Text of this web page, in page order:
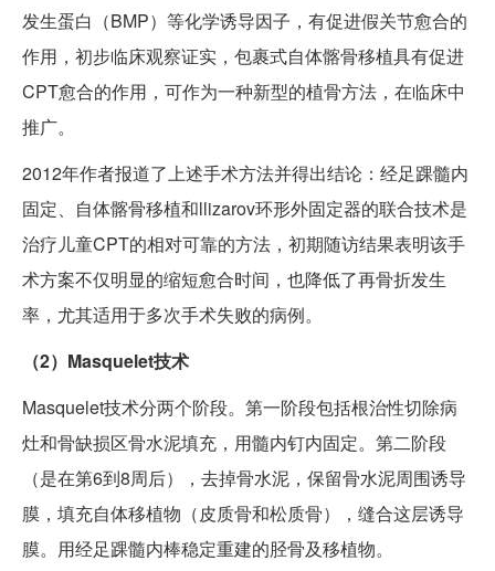
发生蛋白（BMP）等化学诱导因子，有促进假关节愈合的
作用，初步临床观察证实，包裹式自体髂骨移植具有促进
CPT愈合的作用，可作为一种新型的植骨方法，在临床中
推广。
2012年作者报道了上述手术方法并得出结论：经足踝髓内
固定、自体髂骨移植和llizarov环形外固定器的联合技术是
治疗儿童CPT的相对可靠的方法，初期随访结果表明该手
术方案不仅明显的缩短愈合时间，也降低了再骨折发生
率，尤其适用于多次手术失败的病例。
（2）Masquelet技术
Masquelet技术分两个阶段。第一阶段包括根治性切除病
灶和骨缺损区骨水泥填充，用髓内钉内固定。第二阶段
（是在第6到8周后），去掉骨水泥，保留骨水泥周围诱导
膜，填充自体移植物（皮质骨和松质骨），缝合这层诱导
膜。用经足踝髓内棒稳定重建的胫骨及移植物。